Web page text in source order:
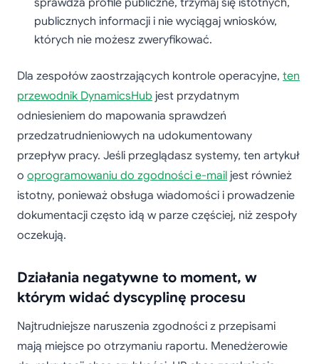
sprawdza profile publiczne, trzymaj się istotnych,
publicznych informacji i nie wyciągaj wniosków,
których nie możesz zweryfikować.
Dla zespołów zaostrzających kontrole operacyjne, ten
przewodnik DynamicsHub jest przydatnym
odniesieniem do mapowania sprawdzeń
przedzatrudnieniowych na udokumentowany
przepływ pracy. Jeśli przeglądasz systemy, ten artykuł
o oprogramowaniu do zgodności e-mail jest również
istotny, ponieważ obsługa wiadomości i prowadzenie
dokumentacji często idą w parze częściej, niż zespoły
oczekują.
Działania negatywne to moment, w
którym widać dyscyplinę procesu
Najtrudniejsze naruszenia zgodności z przepisami
mają miejsce po otrzymaniu raportu. Menedżerowie